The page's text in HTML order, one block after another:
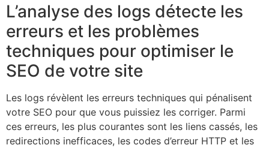
L’analyse des logs détecte les
erreurs et les problèmes
techniques pour optimiser le
SEO de votre site
Les logs révèlent les erreurs techniques qui pénalisent
votre SEO pour que vous puissiez les corriger. Parmi
ces erreurs, les plus courantes sont les liens cassés, les
redirections inefficaces, les codes d’erreur HTTP et les